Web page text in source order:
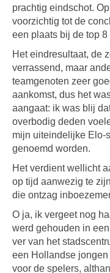
prachtig eindschot.
voorzichtig tot de
een plaats bij de top
Het eindresultaat, de
verrassend, maar
teamgenoten zeer
aankomst, dus het
aangaat: ik was blij
overbodig deden
mijn uiteindelijke Elo-
genoemd worden.
Het verdient wellicht
op tijd aanwezig te
die ontzag
O ja, ik vergeet nog
werd gehouden in
ver van het
een Hollandse
voor de spelers,